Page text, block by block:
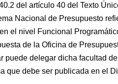
del artículo 40 del Texto
Nacional de Presupuesto
el nivel Funcional
de la Oficina de
puede delegar dicha facultad
que debe ser publicada en el